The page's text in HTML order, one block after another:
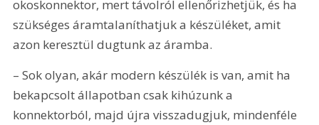
okoskonnektor, mert távolról ellenőrizhetjük, és ha
szükséges áramtalaníthatjuk a készüléket, amit
azon keresztül dugtunk az áramba.
– Sok olyan, akár modern készülék is van, amit ha
bekapcsolt állapotban csak kihúzunk a
konnektorból, majd újra visszadugjuk, mindenféle